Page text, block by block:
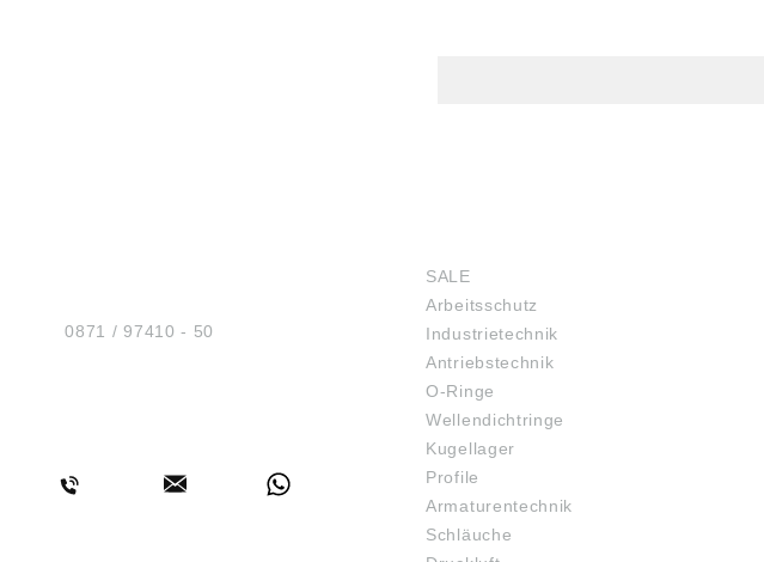
Tel.:0871 / 97410 - 50
SALE
Arbeitsschutz
Industrietechnik
Antriebstechnik
O-Ringe
Wellendichtringe
Kugellager
Profile
Armaturentechnik
Schläuche